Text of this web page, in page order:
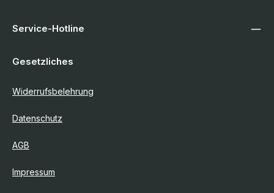
Service-Hotline
Gesetzliches
Widerrufsbelehrung
Datenschutz
AGB
Impressum